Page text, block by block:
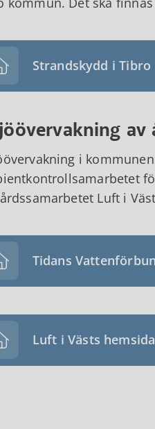
Strandskydd i
av
i
Luft i
Tidans
Luft i Västs hemsida